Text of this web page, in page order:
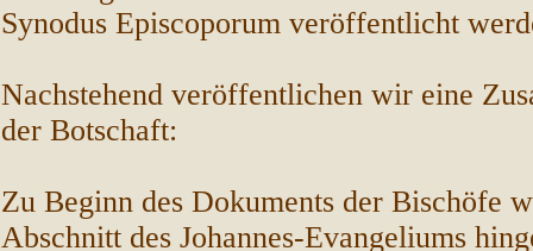
Synodus Episcoporum veröffentlicht
Nachstehend veröffentlichen wir eine
der Botschaft:
Zu Beginn des Dokuments der Bischöfe
Abschnitt des Johannes-Evangeliums